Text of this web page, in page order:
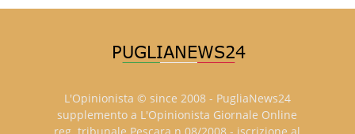
L'Opinionista © since 2008 - PugliaNews24
supplemento a L'Opinionista Giornale Online
reg. tribunale Pescara n.08/2008 - iscrizione al